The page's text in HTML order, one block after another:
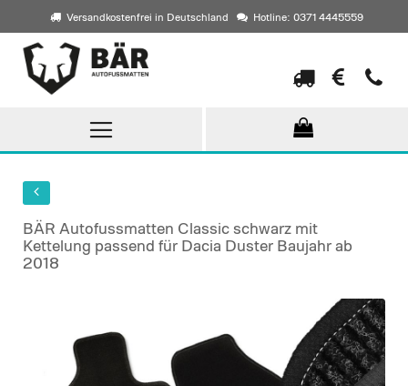
Versandkostenfrei in Deutschland Hotline: 0371 4445559
Direkt
zum
Inhalt
BÄR Autofussmatten Classic schwarz mit
Kettelung passend für Dacia Duster Baujahr ab
2018